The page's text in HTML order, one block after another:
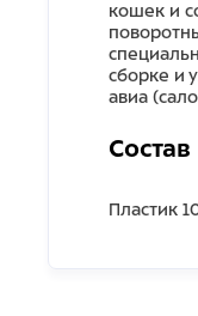
кошек и
сборке и
авиа
Состав
Пластик